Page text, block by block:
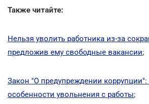
Также читайте:
Нельзя уволить работника из-за
предложив ему свободные вакансии;
Закон "О предупреждении коррупции":
особенности увольнения с работы;